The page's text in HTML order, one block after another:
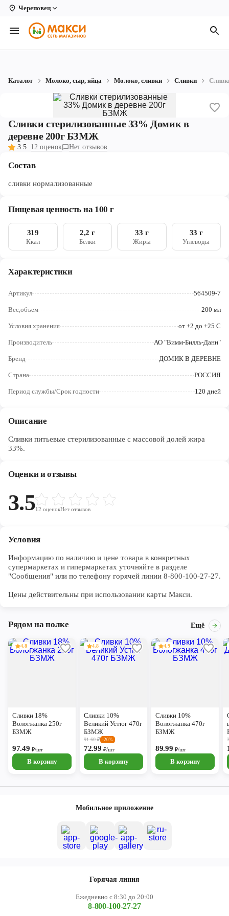
Череповец
Вологда
Архангельск
Котлас
Северодвинск
Череповец
Каталог Молоко, сыр, яйца Молоко, сливки Сливки
Сливки стерилизованные 33% Домик в
деревне 200г БЗМЖ
3.5 12 оценок Нет отзывов
Состав
сливки нормализованные
Пищевая ценность на 100 г
319
Ккал
2,2 г
Белки
33 г
Жиры
33 г
Углеводы
Характеристики
Артикул 564509-7
Вес,объем 200 мл
Условия хранения от +2 до +25 С
Производитель АО "Вимм-Билль-Данн"
Бренд ДОМИК В ДЕРЕВНЕ
Страна РОССИЯ
Период службы/Срок годности 120 дней
Описание
Сливки питьевые стерилизованные с массовой долей жира
33%.
Оценки и отзывы
3.512 оценокНет отзывов
Условия
Информацию по наличию и цене товара в конкретных
супермаркетах и гипермаркетах уточняйте в разделе
"Сообщения" или по телефону горячей линии 8-800-100-27-27.
Цены действительны при использовании карты Макси.
Рядом на полке Ещё
4.8
Сливки 18%
Вологжанка 250г
БЗМЖ
97.49₽/шт
В корзину
4.8
Сливки 10%
Великий Устюг 470г
БЗМЖ
91.60₽ -20%
72.99₽/шт
В корзину
4.9
Сливки 10%
Вологжанка 470г
БЗМЖ
89.99₽/шт
В корзину
Мобильное приложение
Горячая линия
Ежедневно с 8:30 до 20:00
8-800-100-27-27